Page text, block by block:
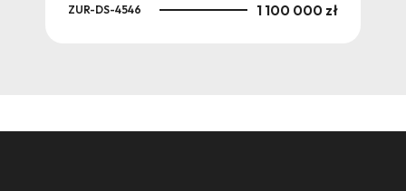
ZUR-DS-4546 1 100 000 zł